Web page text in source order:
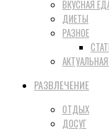
ВКУСНАЯ
ДИЕТЫ
РАЗНОЕ
РАЗВЛЕЧЕНИЕ
ОТДЫХ
ДОСУГ